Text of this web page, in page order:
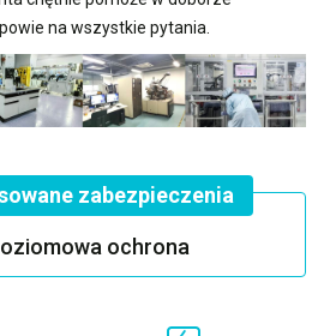
na wszystkie pytania.
zabezpieczenia
ochrona